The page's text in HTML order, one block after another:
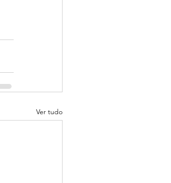
Ver tudo